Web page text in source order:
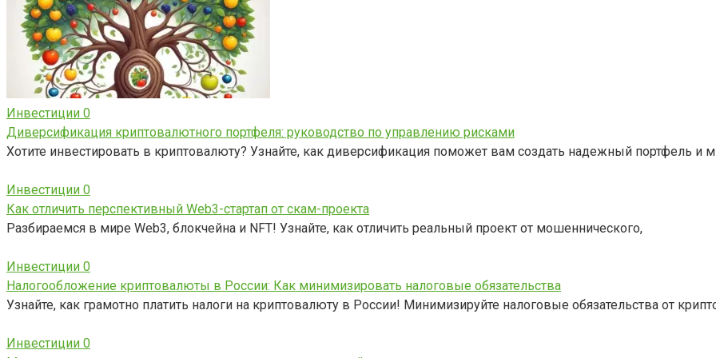
Инвестиции 0
Диверсификация криптовалютного портфеля: руководство по управлению рисками
Хотите инвестировать в криптовалюту? Узнайте, как диверсификация поможет вам создать надежный портфель и
Инвестиции 0
Как отличить перспективный Web3-стартап от скам-проекта
Разбираемся в мире Web3, блокчейна и NFT! Узнайте, как отличить реальный проект от мошеннического,
Инвестиции 0
Налогообложение криптовалюты в России: Как минимизировать налоговые обязательства
Узнайте, как грамотно платить налоги на криптовалюту в России! Минимизируйте налоговые обязательства от
Инвестиции 0